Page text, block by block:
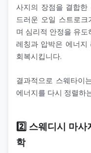
사지의 장점을 결합한
드러운 오일 스트로
며 심리적 안정을 유
레칭과 압박은 에너지
회복시킵니다.
결과적으로 스웨타이
에너지를 다시 정렬하
2️⃣ 스웨디시 마
학